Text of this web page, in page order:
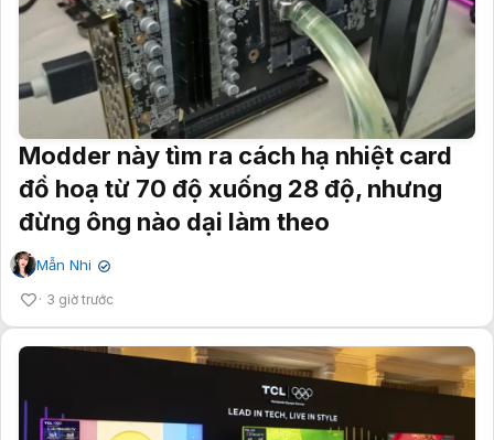
Modder này tìm ra cách hạ nhiệt card
đồ hoạ từ 70 độ xuống 28 độ, nhưng
đừng ông nào dại làm theo
Mẫn Nhi ✔
3 giờ trước